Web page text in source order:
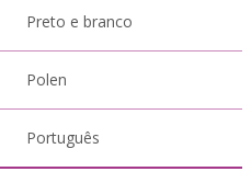
Preto e branco
Polen
Português